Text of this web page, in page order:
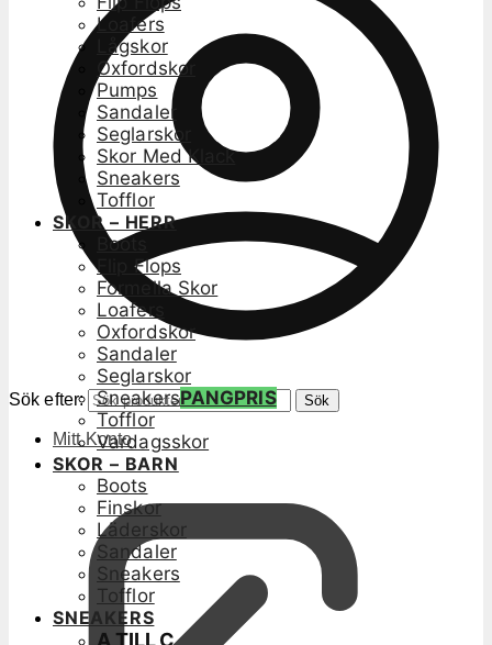
Sök efter: Sök
Mitt Konto
Loafers
Lågskor
Oxfordskor
Pumps
Sandaler
Seglarskor
Skor Med Klack
Sneakers
Tofflor
SKOR – HERR
Boots
Flip Flops
Formella Skor
Loafers
Oxfordskor
Sandaler
Seglarskor
SneakersPANGPRIS
Tofflor
Vardagsskor
SKOR – BARN
Boots
Finskor
Läderskor
Sandaler
Sneakers
Tofflor
SNEAKERS
A TILL C